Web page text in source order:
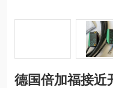
德国倍加福接近